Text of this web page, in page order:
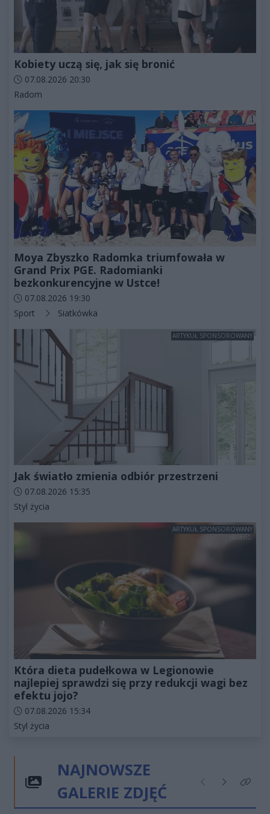
Kobiety uczą się, jak się bronić
Data dodania artykułu:
07.08.2026 20:30
Kategorie artykułu:
Radom
Moya Zbyszko Radomka triumfowała w
Grand Prix PGE. Radomianki
bezkonkurencyjne w Ustce!
Data dodania artykułu:
07.08.2026 19:30
Kategorie artykułu:
Sport Siatkówka
ARTYKUŁ SPONSOROWANY
Jak światło zmienia odbiór przestrzeni
Data dodania artykułu:
07.08.2026 15:35
Kategorie artykułu:
Styl życia
ARTYKUŁ SPONSOROWANY
Która dieta pudełkowa w Legionowie
najlepiej sprawdzi się przy redukcji wagi bez
efektu jojo?
Data dodania artykułu:
07.08.2026 15:34
Kategorie artykułu:
Styl życia
NAJNOWSZE
GALERIE ZDJĘĆ
Poprzednie
NastępneKliknij